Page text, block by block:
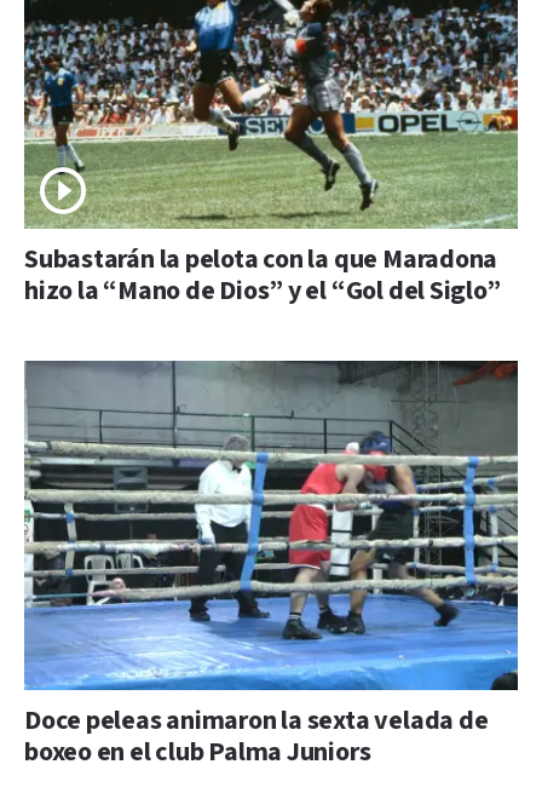
Subastarán la pelota con la que Maradona
hizo la “Mano de Dios” y el “Gol del Siglo”
Doce peleas animaron la sexta velada de
boxeo en el club Palma Juniors